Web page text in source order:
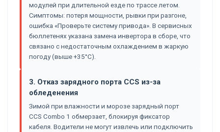
модулей при длительной езде по трассе летом.
Симптомы: потеря мощности, рывки при разгоне,
ошибка «Проверьте систему привода». В сервисных
бюллетенях указана замена инвертора в сборе, что
связано с недостаточным охлаждением в жаркую
погоду (выше +35°C).
3. Отказ зарядного порта CCS из-за
обледенения
Зимой при влажности и морозе зарядный порт
CCS Combo 1 обмерзает, блокируя фиксатор
кабеля. Водители не могут извлечь или подключить